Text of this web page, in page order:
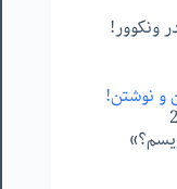
ونکوور!
و نوشتن!